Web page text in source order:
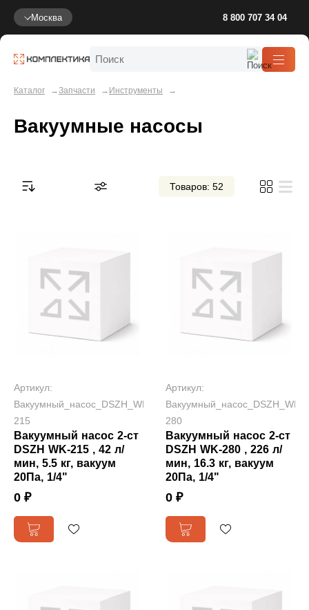
Москва 8 800 707 34 04
Каталог Запчасти Инструменты
Вакуумные насосы
Товаров: 52
Артикул:
Вакуумный_насос_DSZH_WK-
215
Вакуумный насос 2-ст
DSZH WK-215 , 42 л/
мин, 5.5 кг, вакуум
20Па, 1/4"
0 ₽
Артикул:
Вакуумный_насос_DSZH_WK-
280
Вакуумный насос 2-ст
DSZH WK-280 , 226 л/
мин, 16.3 кг, вакуум
20Па, 1/4"
0 ₽